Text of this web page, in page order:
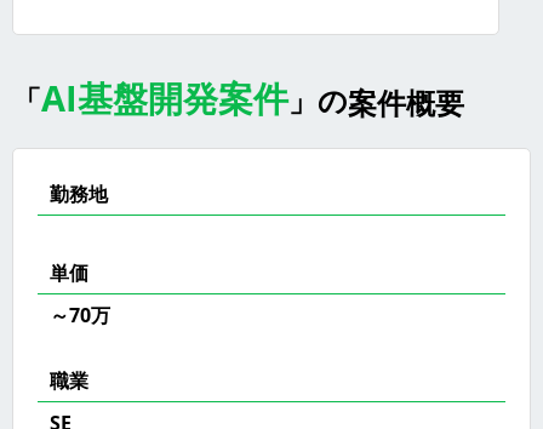
検索
「AI基盤開発案件」の案件概要
勤務地
単価
～70万
職業
SE